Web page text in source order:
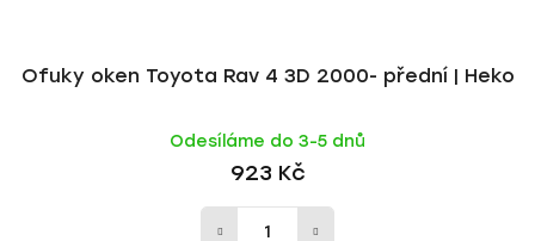
Ofuky oken Toyota Rav 4 3D 2000- přední | Heko
Odesíláme do 3-5 dnů
923 Kč